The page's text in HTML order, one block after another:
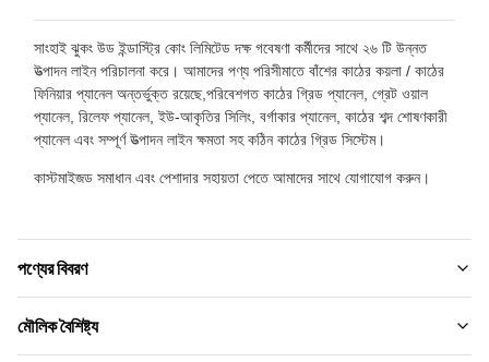
সাংহাই ঝুকং উড ইন্ডাস্ট্রি কোং লিমিটেড দক্ষ গবেষণা কর্মীদের সাথে ২৬ টি উন্নত
উত্পাদন লাইন পরিচালনা করে। আমাদের পণ্য পরিসীমাতে বাঁশের কাঠের কয়লা / কাঠের
ফিনিয়ার প্যানেল অন্তর্ভুক্ত রয়েছে,পরিবেশগত কাঠের গ্রিড প্যানেল, গ্রেট ওয়াল
প্যানেল, রিলেফ প্যানেল, ইউ-আকৃতির সিলিং, বর্গাকার প্যানেল, কাঠের শব্দ শোষণকারী
প্যানেল এবং সম্পূর্ণ উত্পাদন লাইন ক্ষমতা সহ কঠিন কাঠের গ্রিড সিস্টেম।
কাস্টমাইজড সমাধান এবং পেশাদার সহায়তা পেতে আমাদের সাথে যোগাযোগ করুন।
পণ্যের বিবরণ
Material:
মৌলিক বৈশিষ্ট্য